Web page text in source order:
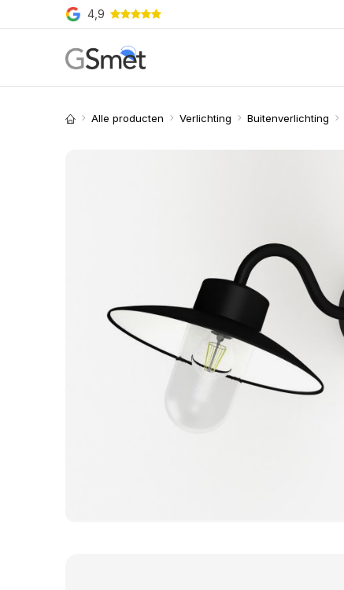
Overslaan naar inhoud
4,9
Alle producten Verlichting Buitenverlichting